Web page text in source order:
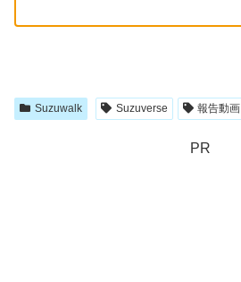
Suzuwalk Suzuverse 報告動画
PR